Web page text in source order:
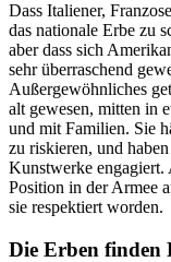
Dass Italiener,
das nationale Erbe zu
aber dass sich
sehr überraschend
Außergewöhnliches
alt gewesen, mitten in
und mit Familien. Sie
zu riskieren, und
Kunstwerke engagiert.
Position in der Armee
sie respektiert worden.
Die Erben finden